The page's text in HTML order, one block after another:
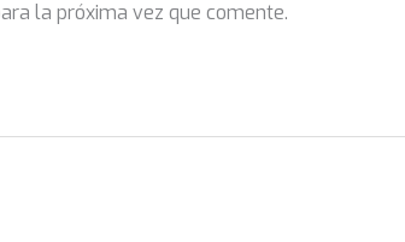
la próxima vez que comente.